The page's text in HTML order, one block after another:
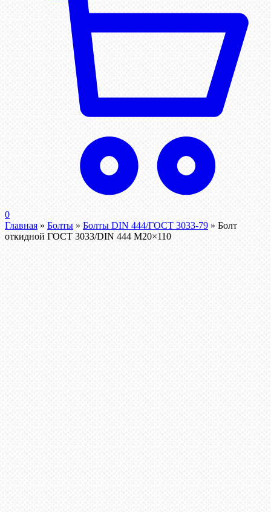
0
Главная » Болты » Болты DIN 444/ГОСТ 3033-79 » Болт
откидной ГОСТ 3033/DIN 444 М20×110